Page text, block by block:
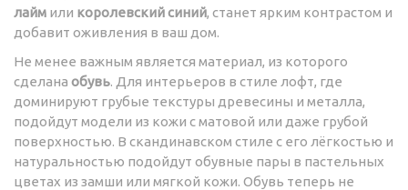
лайм или королевский синий, станет ярким контрастом и
добавит оживления в ваш дом.
Не менее важным является материал, из которого
сделана обувь. Для интерьеров в стиле лофт, где
доминируют грубые текстуры древесины и металла,
подойдут модели из кожи с матовой или даже грубой
поверхностью. В скандинавском стиле с его лёгкостью и
натуральностью подойдут обувные пары в пастельных
цветах из замши или мягкой кожи. Обувь теперь не